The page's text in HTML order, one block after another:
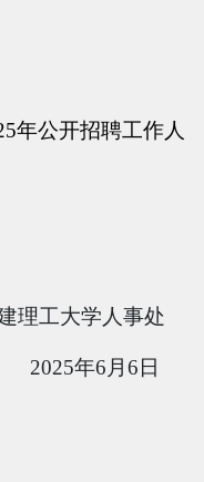
年公开招聘工作人
理工大学人事处
2025年6月6日